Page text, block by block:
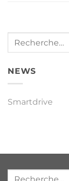
NEWS
Smartdrive